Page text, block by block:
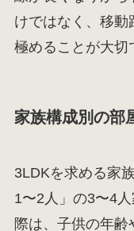
けではなく、移動
極めることが大切
家族構成別の部
3LDKを求める家
1〜2人」の3〜4
際は、子供の年齢